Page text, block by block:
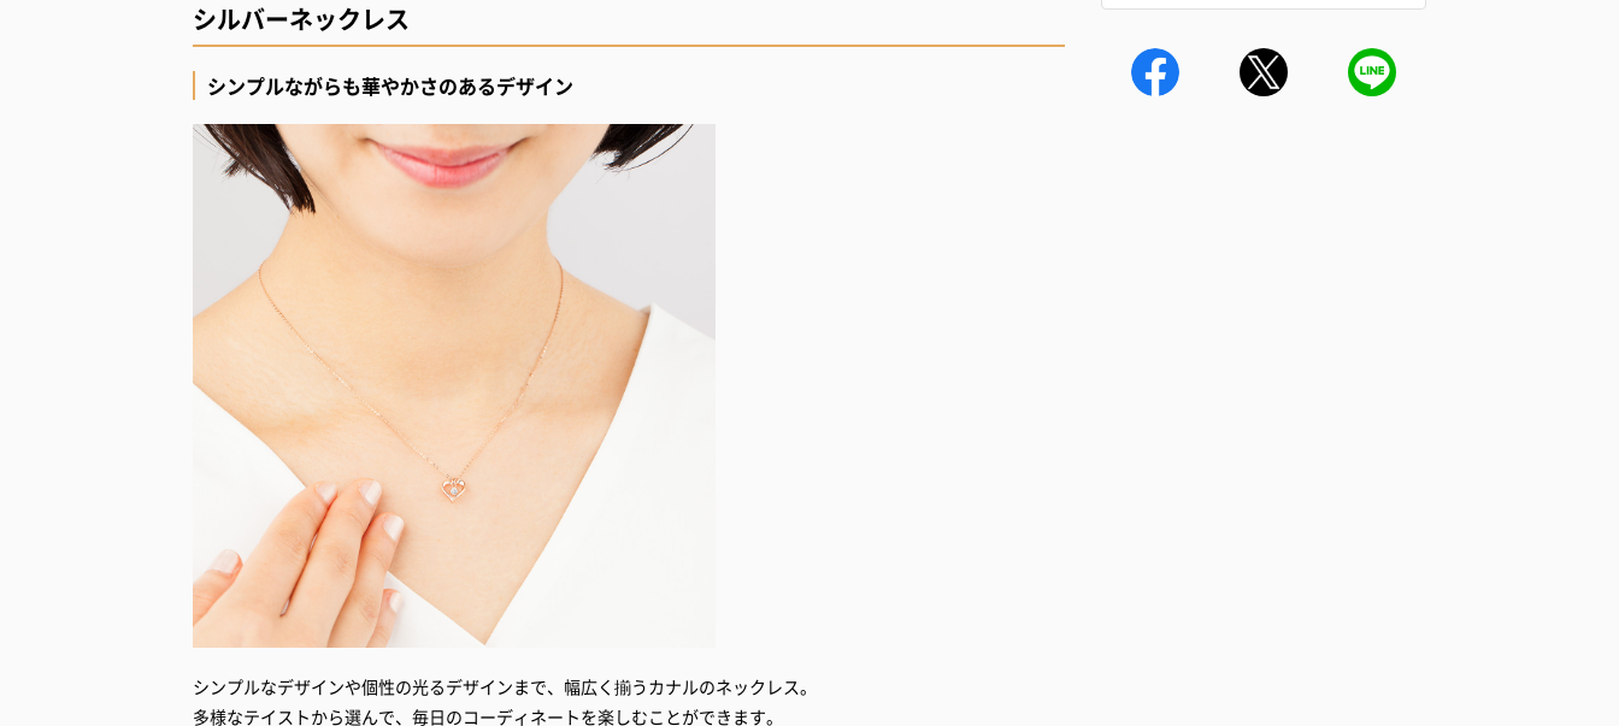
シルバーネックレス
シンプルながらも華やかさのあるデザイン
シンプルなデザインや個性の光るデザインまで、幅広く揃うカナルのネックレス。
多様なテイストから選んで、毎日のコーディネートを楽しむことができます。